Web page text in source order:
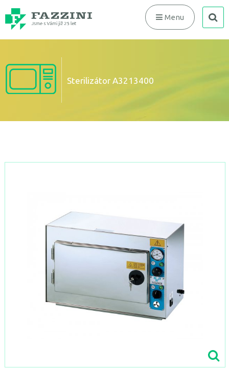
Menu
Sterilizátor A3213400